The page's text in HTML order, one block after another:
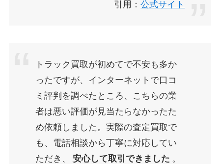
引用：公式サイト
トラック買取が初めてで不安も多か
ったですが、インターネットで口コ
ミ評判を調べたところ、こちらの業
者は悪い評価が見当たらなかったた
め依頼しました。実際の査定買取で
も、電話相談から丁寧に対応してい
ただき、
安心して取引できました 。